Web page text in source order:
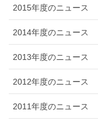
2015年度のニュース
2014年度のニュース
2013年度のニュース
2012年度のニュース
2011年度のニュース